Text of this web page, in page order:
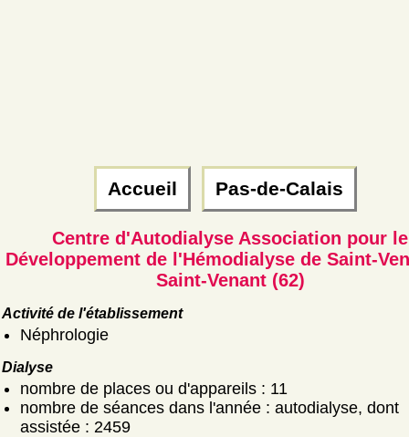
Accueil Pas-de-Calais
Centre d'Autodialyse Association pour le
Développement de l'Hémodialyse de Saint-
Saint-Venant (62)
Activité de l'établissement
Néphrologie
Dialyse
nombre de places ou d'appareils : 11
nombre de séances dans l'année : autodialyse, dont
assistée : 2459